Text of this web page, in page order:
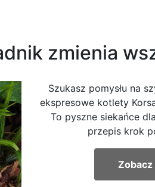
zmienia
Szukasz pomysłu na
ekspresowe kotlety
To pyszne siekańce
przepis krok
Zobacz